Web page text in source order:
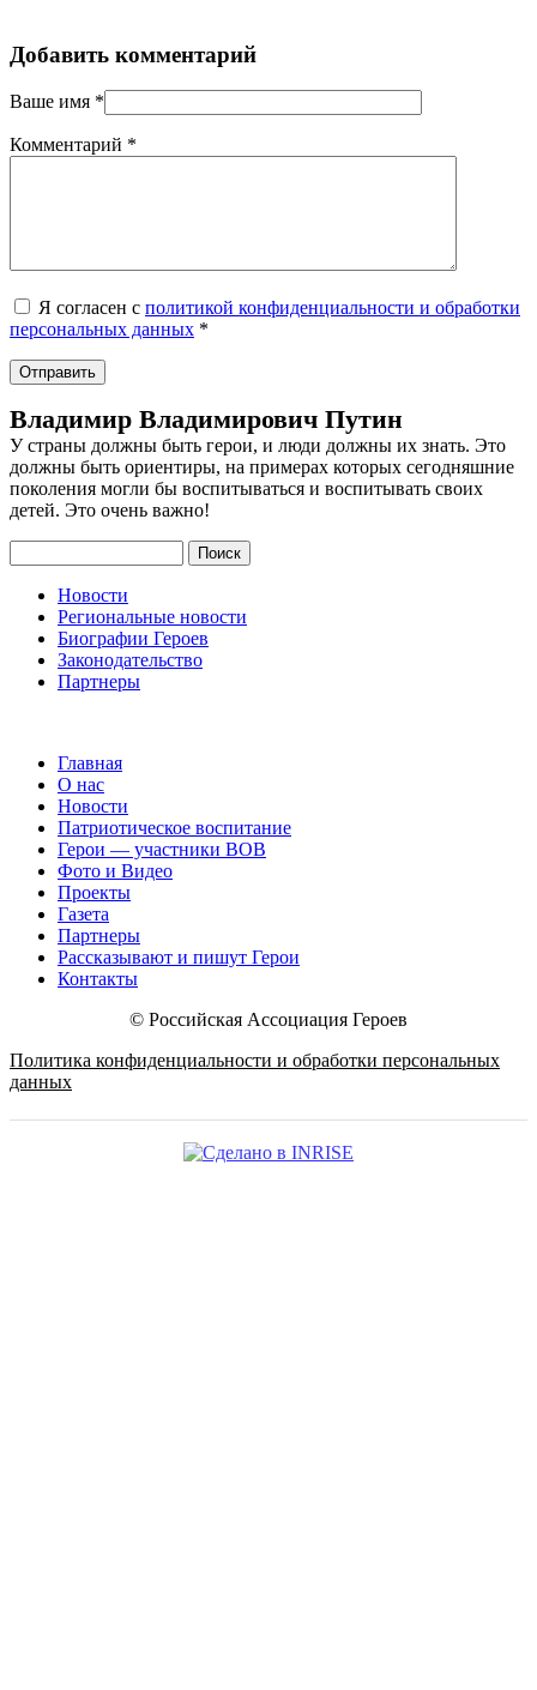
Добавить комментарий
Ваше имя *
Комментарий *
Я согласен с политикой конфиденциальности и обработки
персональных данных *
Владимир Владимирович Путин
У страны должны быть герои, и люди должны их знать. Это
должны быть ориентиры, на примерах которых сегодняшние
поколения могли бы воспитываться и воспитывать своих
детей. Это очень важно!
Поиск
Новости
Региональные новости
Биографии Героев
Законодательство
Партнеры
Главная
О нас
Новости
Патриотическое воспитание
Герои — участники ВОВ
Фото и Видео
Проекты
Газета
Партнеры
Рассказывают и пишут Герои
Контакты
© Российская Ассоциация Героев
Политика конфиденциальности и обработки персональных
данных